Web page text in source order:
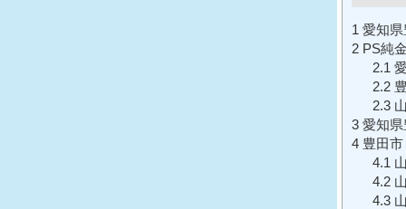
1 愛知
2 PS純
2.1
2.2
2.3
3 愛知
4 豊田
4.1
4.2
4.3